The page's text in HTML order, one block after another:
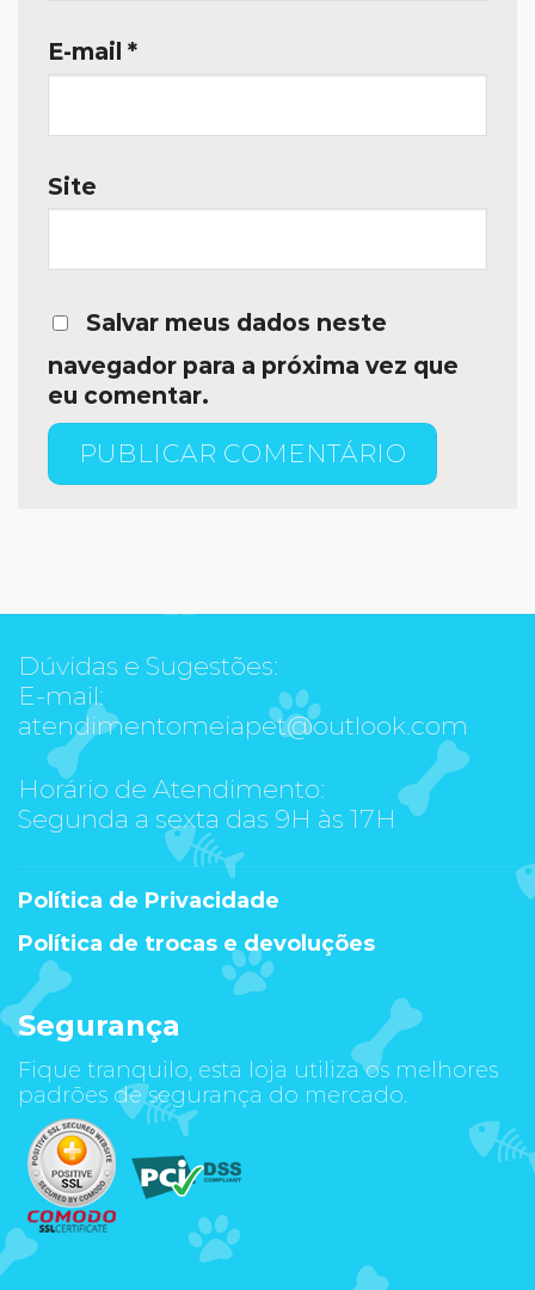
E-mail *
Site
Salvar meus dados neste
navegador para a próxima vez que
eu comentar.
Dúvidas e Sugestões:
E-mail:
atendimentomeiapet@outlook.com
Horário de Atendimento:
Segunda a sexta das 9H às 17H
Política de Privacidade
Política de trocas e devoluções
Segurança
Fique tranquilo, esta loja utiliza os melhores
padrões de segurança do mercado.